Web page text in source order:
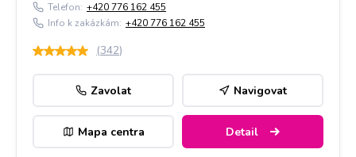
Telefon: +420 776 162 455
Info k zakázkám: +420 776 162 455
(342)
Zavolat Navigovat
Mapa centra Detail